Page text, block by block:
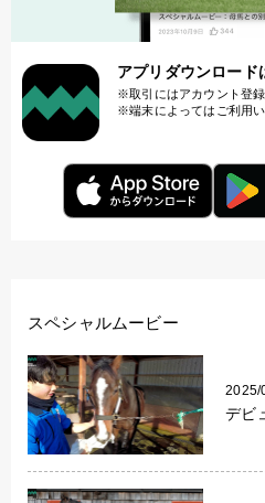
アプリダウンロード
取引にはアカウント登録
端末によってはご利用
スペシャルムービー
2025/
デビ